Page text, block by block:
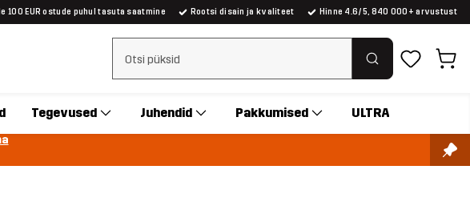
100 EUR ostude puhul tasuta saatmine Rootsi disain ja kvaliteet Hinne 4.6/5, 840 000+ arvustust
Tühjenda otsing
Tegevused Juhendid Pakkumised ULTRA